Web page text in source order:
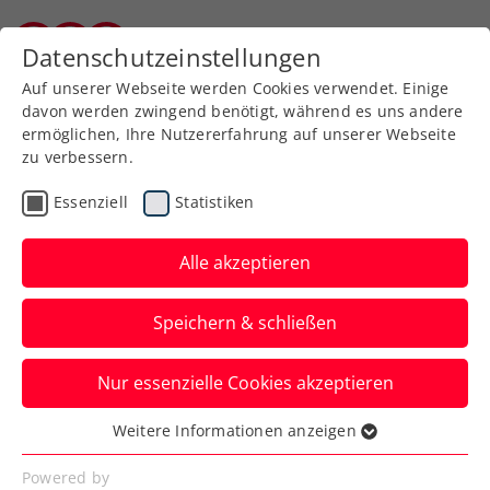
Zurück zur Newsübersicht
Kids & Jugend
BTV-KIDS-
Mannschaftsmeisterschaft
2020
Der Burgenländische Tennisverband führt
im Spieljahr 2020 wieder einen
Meisterschaftsbewerb für Mannschaften
der Altersklassen KIDS U8 und KIDS U9
durch.
Datenschutzeinstellungen
Auf unserer Webseite werden Cookies verwendet. Einige
davon werden zwingend benötigt, während es uns andere
ermöglichen, Ihre Nutzererfahrung auf unserer Webseite
zu verbessern.
Essenziell Statistiken
Alle akzeptieren
Speichern & schließen
Nur essenzielle Cookies akzeptieren
Essenziell
Essenzielle Cookies werden für grundlegende
Weitere Informationen anzeigen
Powered by